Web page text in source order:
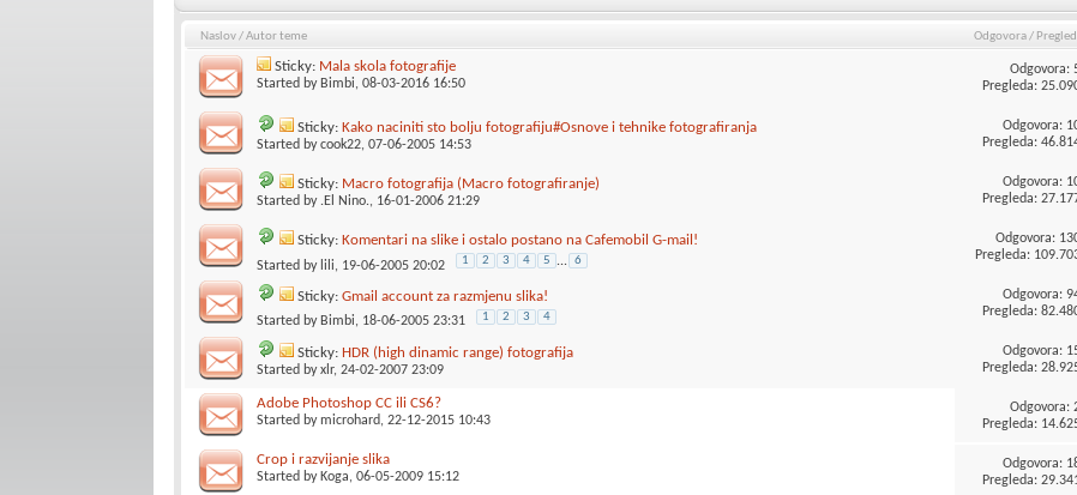
Naslov/Autor teme Odgovora/
Sticky: Mala skola fotografije
Started by Bimbi, 08-03-2016 16:50
Odgovora:
Pregleda:
Sticky: Kako naciniti sto bolju fotografiju#Osnove i tehnike fotografiranja
Started bycook22, 07-06-2005 14:53
Odgovora:
Pregleda:
Sticky: Macro fotografija (Macro fotografiranje)
Started by .El Nino., 16-01-2006 21:29
Odgovora:
Pregleda:
Sticky: Komentari na slike i ostalo postano na Cafemobil G-mail!
Started by lili, 19-06-2005 20:02 1 2 3 4 5 ... 6
Odgovora:
Pregleda:
Sticky: Gmail account za razmjenu slika!
Started by Bimbi, 18-06-2005 23:31 1 2 3 4
Odgovora:
Pregleda:
Sticky: HDR (high dinamic range) fotografija
Started byxlr, 24-02-2007 23:09
Odgovora:
Pregleda:
Adobe Photoshop CC ili CS6?
Started bymicrohard, 22-12-2015 10:43
Odgovora:
Pregleda:
Crop i razvijanje slika
Started by Koga, 06-05-2009 15:12
Odgovora:
Pregleda: